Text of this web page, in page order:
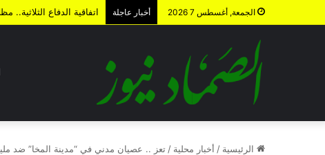
الجمعة, أغسطس 7 2026 أخبار عاجلة اتفاقية الدفاع
الرئيسية / أخبار محلية / تعز .. عصيان مدني في “مدينة المخا” ضد